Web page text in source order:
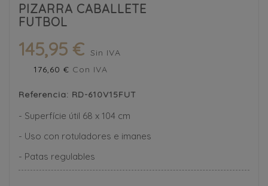
PIZARRA CABALLETE
FUTBOL
145,95 € Sin IVA
176,60 € Con IVA
Referencia: RD-610V15FUT
- Superfície útil 68 x 104 cm
- Uso con rotuladores e imanes
- Patas regulables